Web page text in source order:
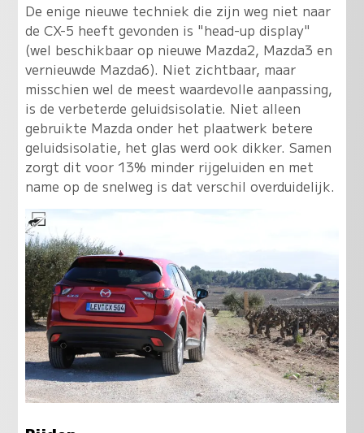
De enige nieuwe techniek die zijn weg niet naar
de CX-5 heeft gevonden is "head-up display"
(wel beschikbaar op nieuwe Mazda2, Mazda3 en
vernieuwde Mazda6). Niet zichtbaar, maar
misschien wel de meest waardevolle aanpassing,
is de verbeterde geluidsisolatie. Niet alleen
gebruikte Mazda onder het plaatwerk betere
geluidsisolatie, het glas werd ook dikker. Samen
zorgt dit voor 13% minder rijgeluiden en met
name op de snelweg is dat verschil overduidelijk.